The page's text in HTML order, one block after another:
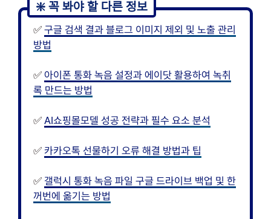
✅ 구글 검색 결과 블로그 이미지 제외 및 노출 관리
방법
✅ 아이폰 통화 녹음 설정과 에이닷 활용하여 녹취
록 만드는 방법
✅ AI쇼핑몰모델 성공 전략과 필수 요소 분석
✅ 카카오톡 선물하기 오류 해결 방법과 팁
✅ 갤럭시 통화 녹음 파일 구글 드라이브 백업 및 한
꺼번에 옮기는 방법